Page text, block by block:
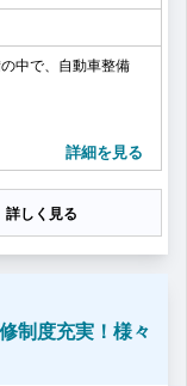
中で、自動車整備
付随する雑務
詳細を見る
詳しく見る
制度充実！様々